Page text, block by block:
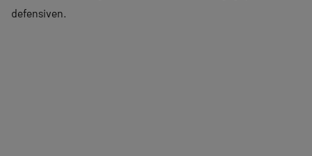
defensiven.